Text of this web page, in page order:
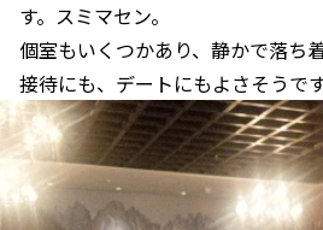
す。スミマセン。
個室もいくつかあり、静かで落ち
接待にも、デートにもよさそうで